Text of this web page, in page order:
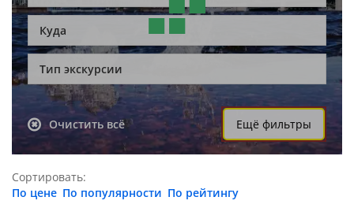
Куда
Тип экскурсии
Очистить всё Ещё фильтры
Сортировать:
По цене По популярности По рейтингу